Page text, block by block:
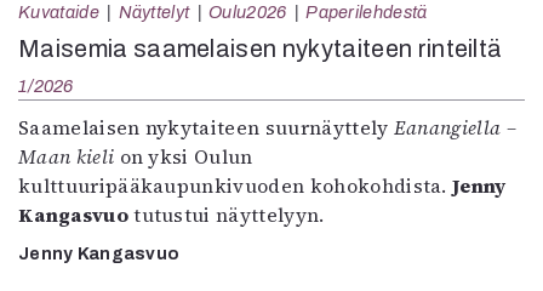
Kuvataide Näyttelyt Oulu2026 Paperilehdestä
Maisemia saamelaisen nykytaiteen rinteiltä
1/2026
Saamelaisen nykytaiteen suurnäyttely Eanangiella –
Maan kieli on yksi Oulun
kulttuuripääkaupunkivuoden kohokohdista.Jenny
Kangasvuotutustui näyttelyyn.
Jenny Kangasvuo